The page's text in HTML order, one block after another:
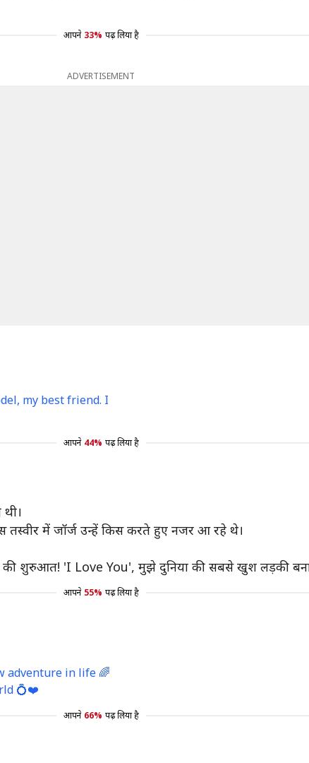
आपने 33% पढ़ लिया है
ADVERTISEMENT
my best friend. I
आपने 44% पढ़ लिया है
तस्‍वीर में जॉर्ज उन्हें किस करते हुए नजर आ रहे थे।
की शुरुआत! 'I Love You', मुझे दुनिया की सबसे खुश लड़की
आपने 55% पढ़ लिया है
adventure in life 🌈
💍❤️
आपने 66% पढ़ लिया है